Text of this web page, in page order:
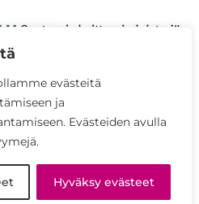
evästeitä
ja
Evästeiden avulla
Hyväksy evästeet
2026
pidätetään.